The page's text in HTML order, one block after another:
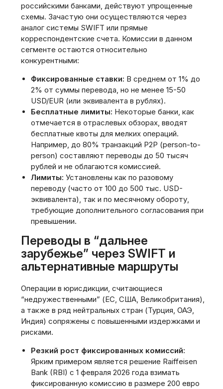
российскими банками, действуют упрощенные
схемы. Зачастую они осуществляются через
аналог системы SWIFT или прямые
корреспондентские счета. Комиссии в данном
сегменте остаются относительно
конкурентными:
Фиксированные ставки: В среднем от 1% до
2% от суммы перевода, но не менее 15-50
USD/EUR (или эквивалента в рублях).
Бесплатные лимиты: Некоторые банки, как
отмечается в отраслевых обзорах, вводят
бесплатные квоты для мелких операций.
Например, до 80% транзакций P2P (person-to-
person) составляют переводы до 50 тысяч
рублей и не облагаются комиссией.
Лимиты: Установлены как по разовому
переводу (часто от 100 до 500 тыс. USD-
эквивалента), так и по месячному обороту,
требующие дополнительного согласования при
превышении.
Переводы в “дальнее
зарубежье” через SWIFT и
альтернативные маршруты
Операции в юрисдикции, считающиеся
“недружественными” (ЕС, США, Великобритания),
а также в ряд нейтральных стран (Турция, ОАЭ,
Индия) сопряжены с повышенными издержками и
рисками.
Резкий рост фиксированных комиссий:
Ярким примером является решение Raiffeisen
Bank (RBI) с 1 февраля 2026 года взимать
фиксированную комиссию в размере 200 евро